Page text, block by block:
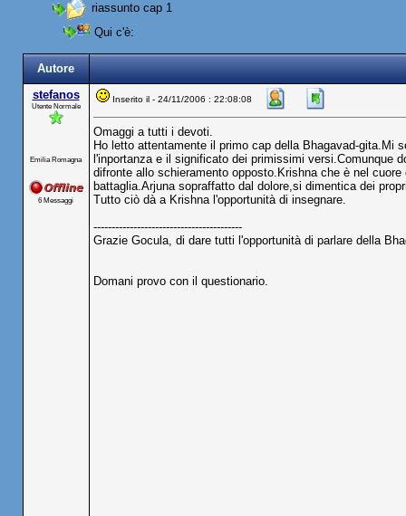
riassunto cap 1
Qui c'è:
Autore
stefanos
Utente Normale
Emilia Romagna
6 Messaggi
Inserito il - 24/11/2006 : 22:08:08
Omaggi a tutti i devoti.
Ho letto attentamente il primo cap della Bhagavad-gita.Mi
l'inportanza e il significato dei primissimi versi.Comunque
difronte allo schieramento opposto.Krishna che è nel
battaglia.Arjuna sopraffatto dal dolore,si dimentica dei
Tutto ciò dà a Krishna l'opportunità di insegnare.
-----------------------------------------
Grazie Gocula, di dare tutti l'opportunità di parlare della
Domani provo con il questionario.